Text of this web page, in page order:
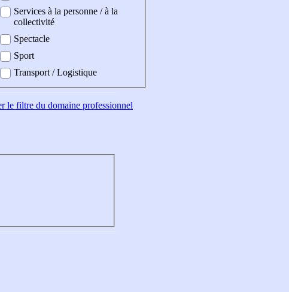
Services à la personne / à la
collectivité
Spectacle
Sport
Transport / Logistique
le filtre du domaine professionnel